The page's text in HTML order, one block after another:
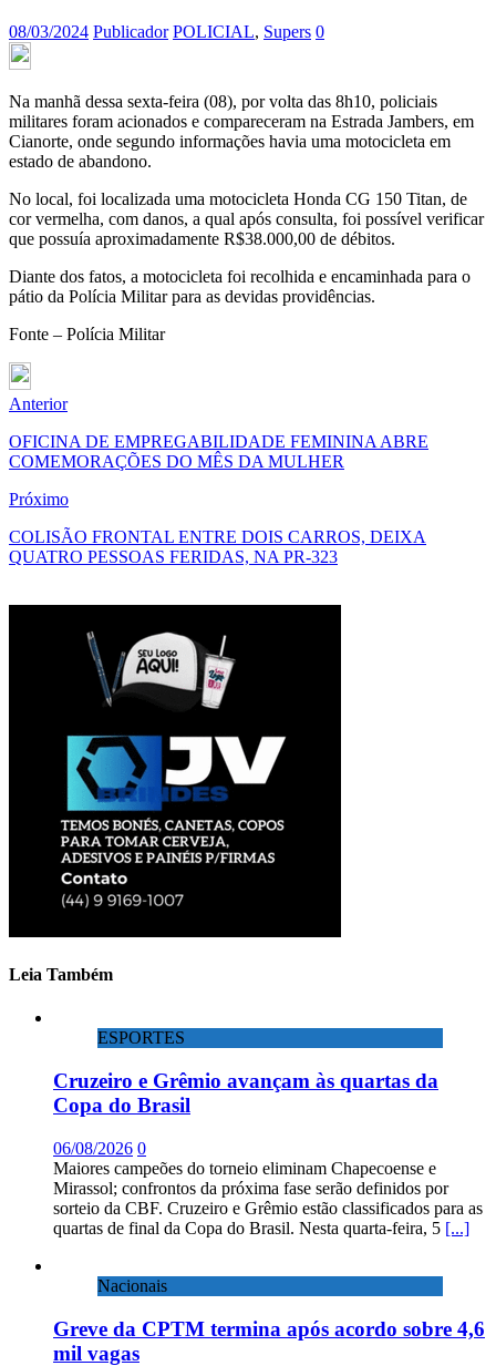
08/03/2024 Publicador POLICIAL, Supers 0
Na manhã dessa sexta-feira (08), por volta das 8h10, policiais
militares foram acionados e compareceram na Estrada Jambers, em
Cianorte, onde segundo informações havia uma motocicleta em
estado de abandono.
No local, foi localizada uma motocicleta Honda CG 150 Titan, de
cor vermelha, com danos, a qual após consulta, foi possível verificar
que possuía aproximadamente R$38.000,00 de débitos.
Diante dos fatos, a motocicleta foi recolhida e encaminhada para o
pátio da Polícia Militar para as devidas providências.
Fonte – Polícia Militar
Anterior
OFICINA DE EMPREGABILIDADE FEMININA ABRE
COMEMORAÇÕES DO MÊS DA MULHER
Próximo
COLISÃO FRONTAL ENTRE DOIS CARROS, DEIXA
QUATRO PESSOAS FERIDAS, NA PR-323
Leia Também
ESPORTES
Cruzeiro e Grêmio avançam às quartas da
Copa do Brasil
06/08/2026 0
Maiores campeões do torneio eliminam Chapecoense e
Mirassol; confrontos da próxima fase serão definidos por
sorteio da CBF. Cruzeiro e Grêmio estão classificados para as
quartas de final da Copa do Brasil. Nesta quarta-feira, 5 [...]
Nacionais
Greve da CPTM termina após acordo sobre 4,6
mil vagas